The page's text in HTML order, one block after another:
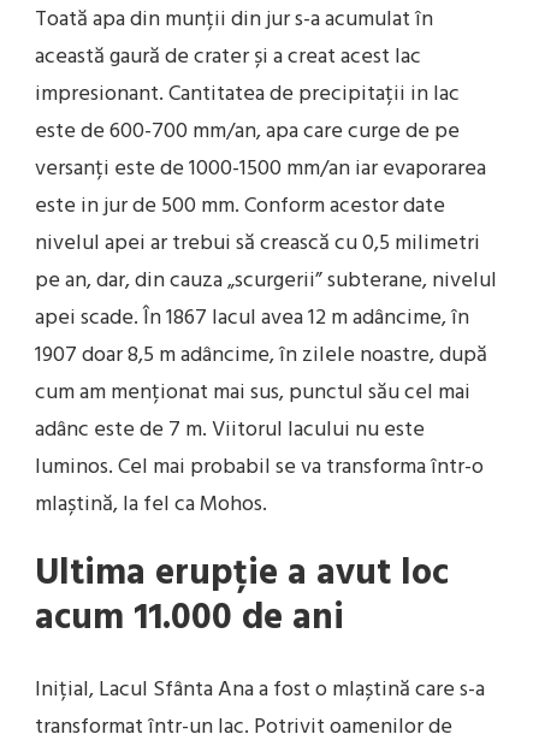
Toată apa din munții din jur s-a acumulat în
această gaură de crater și a creat acest lac
impresionant. Cantitatea de precipitații in lac
este de 600-700 mm/an, apa care curge de pe
versanți este de 1000-1500 mm/an iar evaporarea
este in jur de 500 mm. Conform acestor date
nivelul apei ar trebui să crească cu 0,5 milimetri
pe an, dar, din cauza „scurgerii” subterane, nivelul
apei scade. În 1867 lacul avea 12 m adâncime, în
1907 doar 8,5 m adâncime, în zilele noastre, după
cum am menționat mai sus, punctul său cel mai
adânc este de 7 m. Viitorul lacului nu este
luminos. Cel mai probabil se va transforma într-o
mlaștină, la fel ca Mohos.
Ultima erupție a avut loc
acum 11.000 de ani
Inițial, Lacul Sfânta Ana a fost o mlaștină care s-a
transformat într-un lac. Potrivit oamenilor de